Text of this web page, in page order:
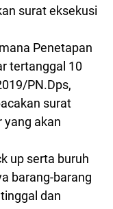
surat eksekusi
Penetapan
tertanggal 10
PN.Dps,
surat
yang akan
up serta buruh
barang-barang
dan